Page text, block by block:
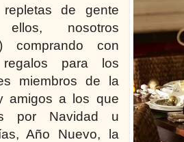
repletas de gente
ellos, nosotros
comprando con
regalos para los
miembros de la
amigos a los que
por Navidad u
Año Nuevo, la